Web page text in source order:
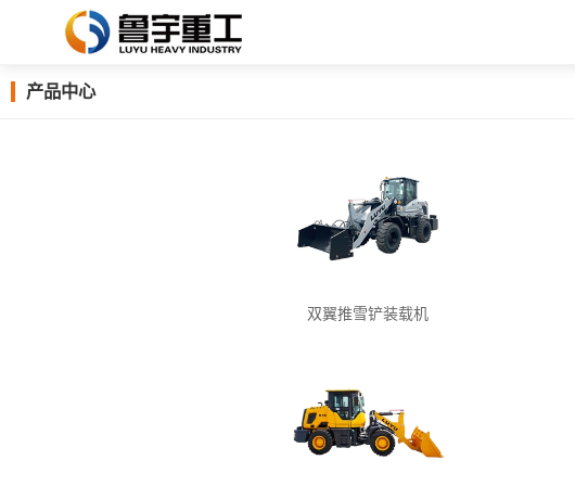
产品中心
双翼推雪铲装载机